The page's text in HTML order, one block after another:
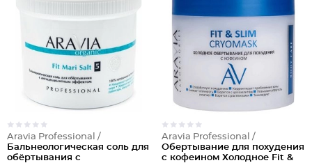
Aravia Professional /
Бальнеологическая соль для
обёртывания с
Aravia Professional /
Обертывание для похудения
с кофеином Холодное Fit &